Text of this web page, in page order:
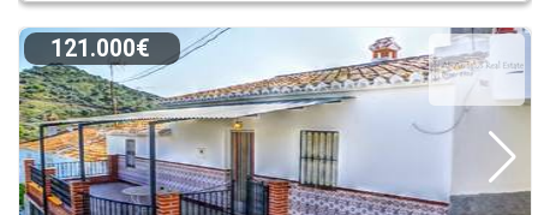
121.000€